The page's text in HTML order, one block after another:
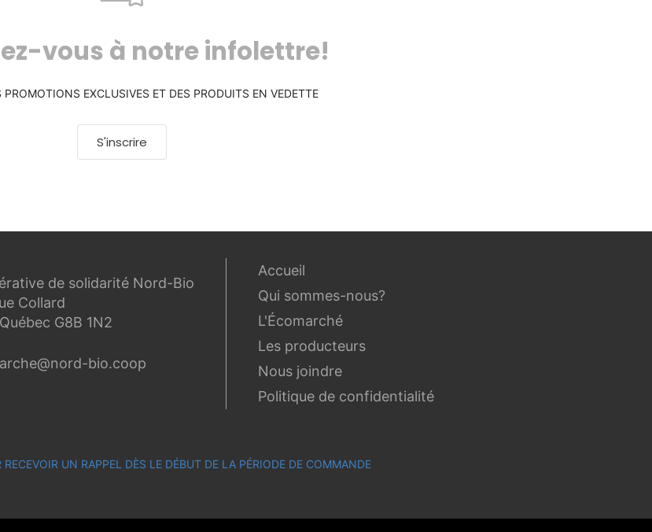
vous à notre infolettre!
PROMOTIONS EXCLUSIVES ET DES PRODUITS EN VEDETTE
S'inscrire
de solidarité Nord-Bio
Collard
G8B 1N2
bio.coop
Accueil
Qui sommes-nous?
L'Écomarché
Les producteurs
Nous joindre
Politique de confidentialité
UN RAPPEL DÈS LE DÉBUT DE LA PÉRIODE DE COMMANDE